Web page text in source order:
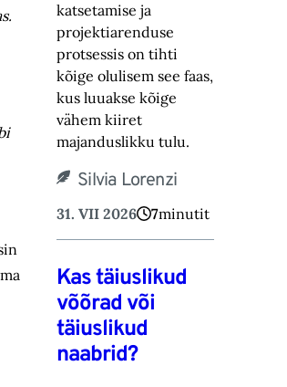
katsetamise ja
projektiarenduse
protsessis on tihti
kõige olulisem see faas,
kus luuakse kõige
vähem kiiret
majanduslikku tulu.
Silvia Lorenzi
31. VII 2026 7minutit
Kas täiuslikud
võõrad või
täiuslikud
naabrid?